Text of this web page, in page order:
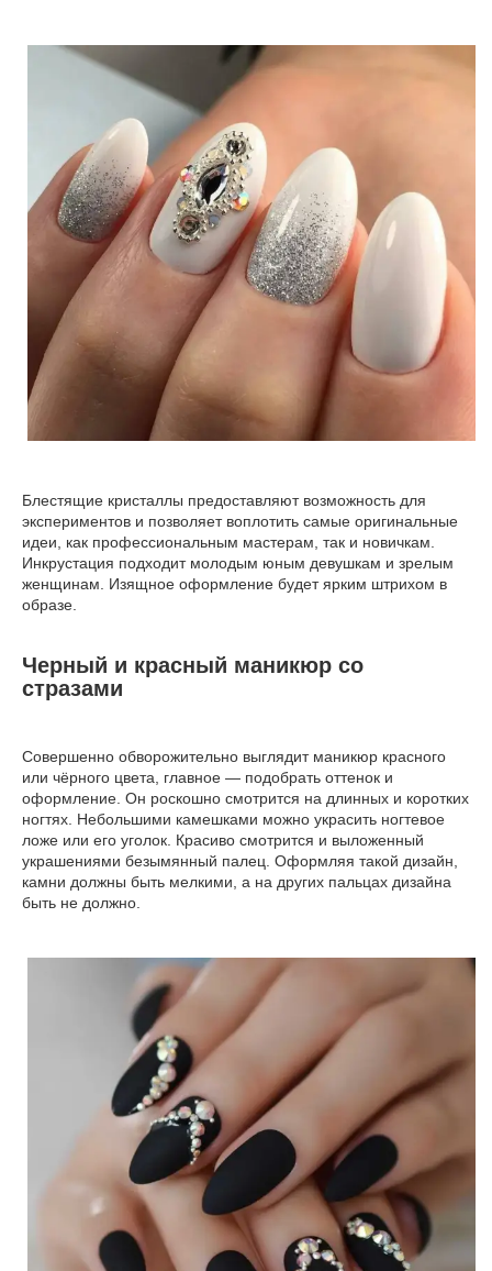
Блестящие кристаллы предоставляют возможность для
экспериментов и позволяет воплотить самые оригинальные
идеи, как профессиональным мастерам, так и новичкам.
Инкрустация подходит молодым юным девушкам и зрелым
женщинам. Изящное оформление будет ярким штрихом в
образе.
Черный и красный маникюр со
стразами
Совершенно обворожительно выглядит маникюр красного
или чёрного цвета, главное — подобрать оттенок и
оформление. Он роскошно смотрится на длинных и коротких
ногтях. Небольшими камешками можно украсить ногтевое
ложе или его уголок. Красиво смотрится и выложенный
украшениями безымянный палец. Оформляя такой дизайн,
камни должны быть мелкими, а на других пальцах дизайна
быть не должно.